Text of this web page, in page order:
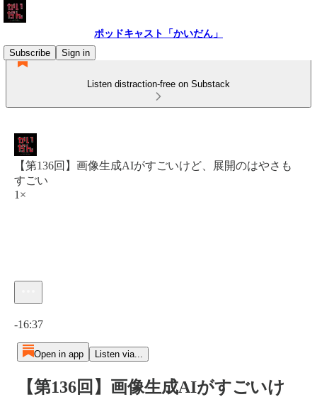
ポッドキャスト「かいだん」
Subscribe
Sign in
Listen distraction-free on Substack
【第136回】画像生成AIがすごいけど、展開のはやさも
すごい
1×
-16:37
Open in app Listen via...
【第136回】画像生成AIがすごいけ